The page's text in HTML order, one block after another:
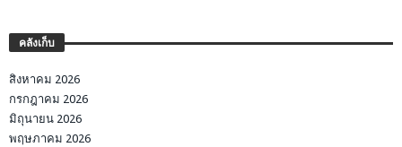
คลังเก็บ
สิงหาคม 2026
กรกฎาคม 2026
มิถุนายน 2026
พฤษภาคม 2026